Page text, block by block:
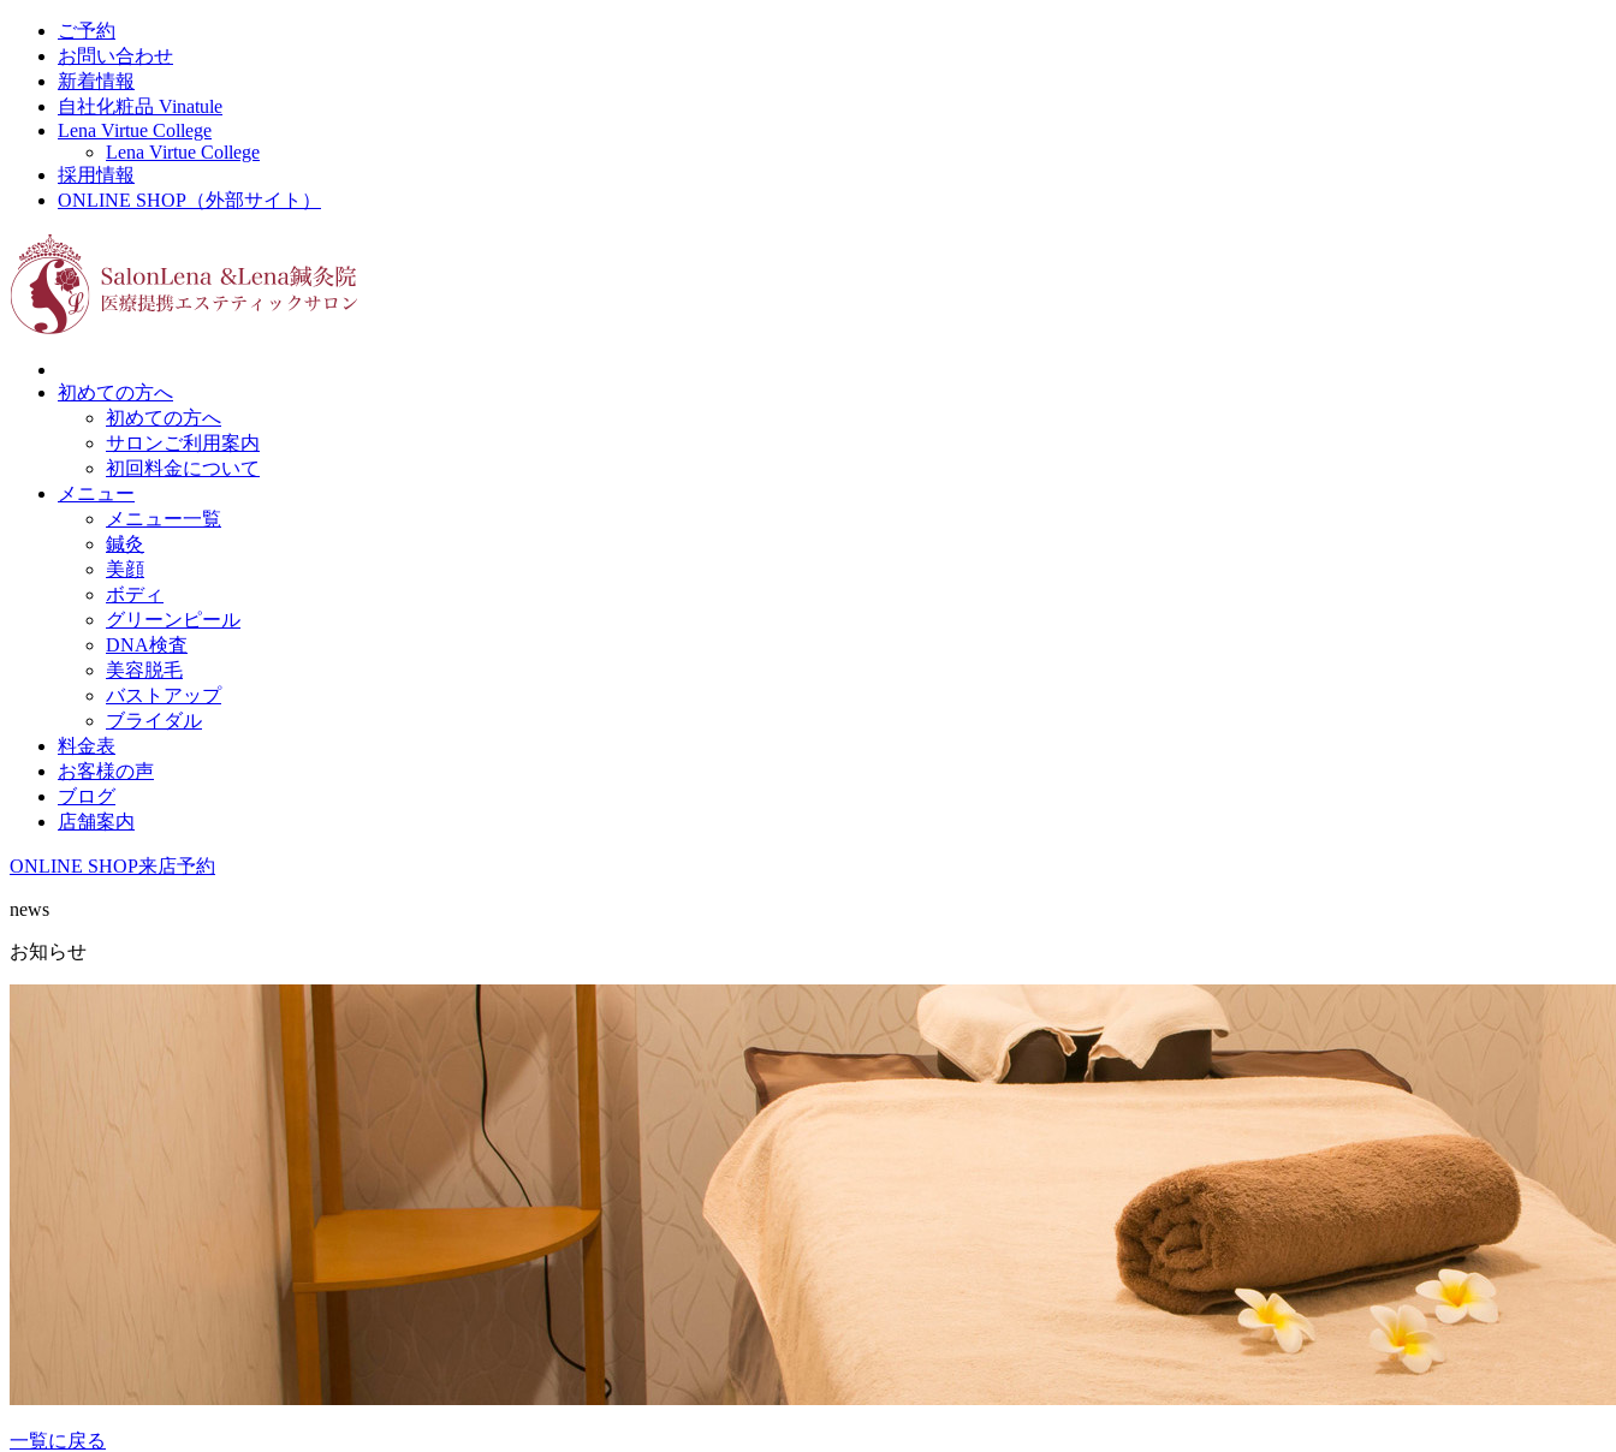
ご予約
お問い合わせ
新着情報
自社化粧品 Vinatule
Lena Virtue College
Lena Virtue College
採用情報
ONLINE SHOP（外部サイト）
初めての方へ
初めての方へ
サロンご利用案内
初回料金について
メニュー
メニュー一覧
鍼灸
美顔
ボディ
グリーンピール
DNA検査
美容脱毛
バストアップ
ブライダル
料金表
お客様の声
ブログ
店舗案内
ONLINE SHOP来店予約
news
お知らせ
一覧に戻る